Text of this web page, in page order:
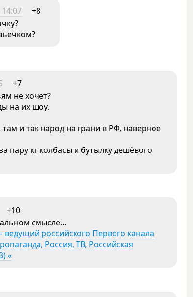
+8
+7
не хочет?
на их шоу.
и так народ на грани в РФ, наверное
пару кг колбасы и бутылку дешёвого
+10
смысле…
российского Первого канала
Россия, ТВ, Российская
«